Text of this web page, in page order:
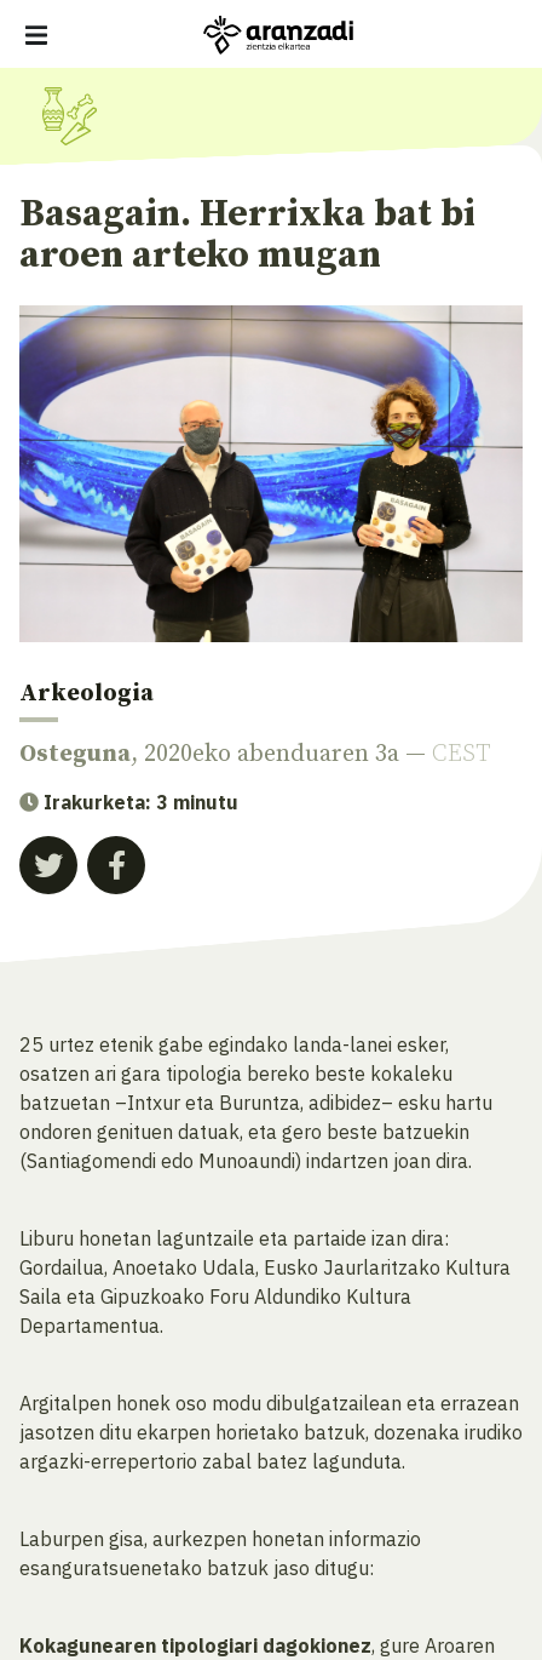
Basagain. Herrixka bat bi
aroen arteko mugan
Arkeologia
Osteguna, 2020eko abenduaren 3a — CEST
Irakurketa: 3 minutu
25 urtez etenik gabe egindako landa-lanei esker,
osatzen ari gara tipologia bereko beste kokaleku
batzuetan –Intxur eta Buruntza, adibidez– esku hartu
ondoren genituen datuak, eta gero beste batzuekin
(Santiagomendi edo Munoaundi) indartzen joan dira.
Liburu honetan laguntzaile eta partaide izan dira:
Gordailua, Anoetako Udala, Eusko Jaurlaritzako Kultura
Saila eta Gipuzkoako Foru Aldundiko Kultura
Departamentua.
Argitalpen honek oso modu dibulgatzailean eta errazean
jasotzen ditu ekarpen horietako batzuk, dozenaka irudiko
argazki-errepertorio zabal batez lagunduta.
Laburpen gisa, aurkezpen honetan informazio
esanguratsuenetako batzuk jaso ditugu:
Kokagunearen tipologiari dagokionez, gure Aroaren